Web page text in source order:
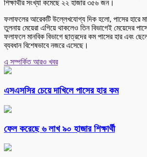
শিক্ষার্থীর সংখ্যা কমেছে ২২ হাজার ৩৫৬ জন।
ফলাফলের আরেকটি উল্লেখযোগ্য দিক হলো, পাসের হারে
তুলনায় মেয়েরা এগিয়ে থাকলেও তিন বিভাগেই মেয়েদের
ফলাফলে মানবিক বিভাগে ছাত্রদের কম পাসের হার এবং
ব্যবধান বিশেষভাবে নজরে এসেছে।
এ সম্পর্কিত আরও খবর
এসএসসির চেয়ে দাখিলে পাসের হার কম
ফেল করেছে ৬ লাখ ৯০ হাজার শিক্ষার্থী